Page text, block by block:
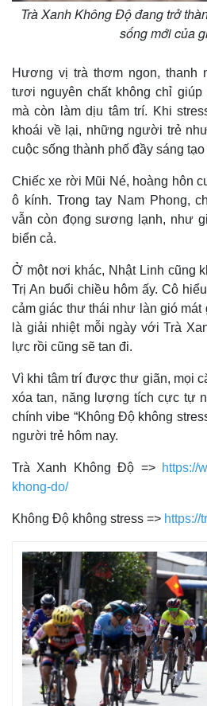
Pháp luật
Tin nóng
Tư vấn luật
Trà Xanh Không Độ đang trở
sống mới của
Hương vị trà thơm ngon, thanh
tươi nguyên chất không chỉ giúp
mà còn làm dịu tâm trí. Khi
khoái về lại, những người trẻ
cuộc sống thành phố đầy sáng
Chiếc xe rời Mũi Né, hoàng hôn
ô kính. Trong tay Nam Phong,
vẫn còn đọng sương lạnh, như
biển cả.
Ở một nơi khác, Nhật Linh cũng
Trị An buổi chiều hôm ấy. Cô
cảm giác thư thái như làn gió
là giải nhiệt mỗi ngày với Trà
lực rồi cũng sẽ tan đi.
Vì khi tâm trí được thư giãn, mọi
xóa tan, năng lượng tích cực tự
chính vibe “Không Độ không
người trẻ hôm nay.
Trà Xanh Không Độ => https://
khong-do/
Không Độ không stress => https://